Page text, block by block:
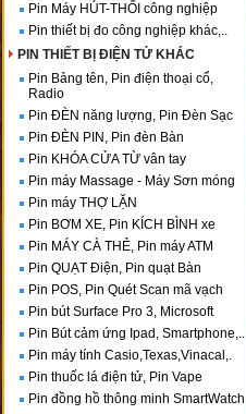
Pin Máy HÚT-THỔI công nghiệp
Pin thiết bị đo công nghiệp khác,..
PIN THIẾT BỊ ĐIỆN TỬ KHÁC
Pin Bảng tên, Pin điện thoại cổ,
Radio
Pin ĐÈN năng lượng, Pin Đèn Sạc
Pin ĐÈN PIN, Pin đèn Bàn
Pin KHÓA CỬA TỪ vân tay
Pin máy Massage - Máy Sơn móng
Pin máy THỢ LẶN
Pin BƠM XE, Pin KÍCH BÌNH xe
Pin MÁY CÀ THẺ, Pin máy ATM
Pin QUẠT Điện, Pin quạt Bàn
Pin POS, Pin Quét Scan mã vạch
Pin bút Surface Pro 3, Microsoft
Pin Bút cảm ứng Ipad, Smartphone,..
Pin máy tính Casio,Texas,Vinacal,.
Pin thuốc lá điện tử, Pin Vape
Pin đồng hồ thông minh SmartWatch